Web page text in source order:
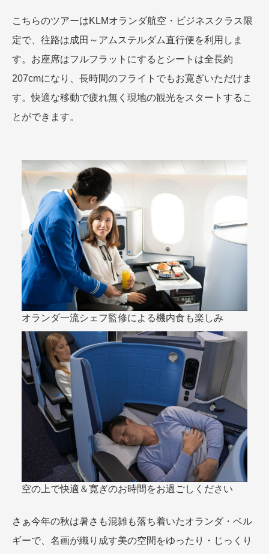
こちらのツアーはKLMオランダ航空・ビジネスクラス限
定で、往路は成田～アムステルダム直行便を利用しま
す。お座席はフルフラットにするとシートは全長約
207cmになり、長時間のフライトでもお寛ぎいただけま
す。快適な移動で疲れ無く現地の観光をスタートするこ
とができます。
オランダ一流シェフ監修による機内食も楽しみ
空の上で快適＆寛ぎのお時間をお過ごしください
さぁ今年の秋は暑さも混雑も落ち着いたオランダ・ベル
ギーで、名画が織り成す美の空間をゆったり・じっくり